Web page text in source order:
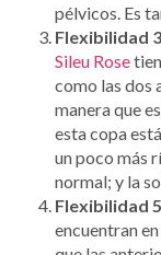
pélvicos. Es
Flexibilidad 3
Sileu Rose
como las dos
manera que
esta copa
un poco más
normal; y la
Flexibilidad
encuentran